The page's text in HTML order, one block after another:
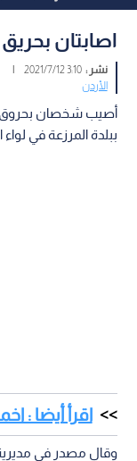
اصابتان
نشر :3:10 2021/7/12
|
الأردن
أصيب شخصان بحروق
ببلدة المرزعة في لواء
اقرأ أيضا :
وقال مصدر في